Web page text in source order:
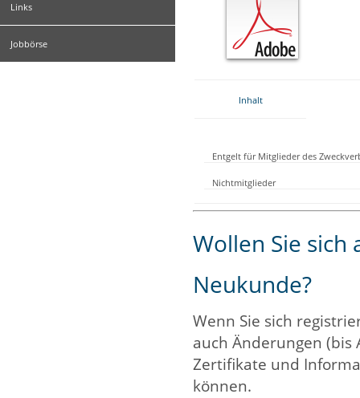
Links
Jobbörse
Inhalt
Entgelt für Mitglieder des
Nichtmitglieder
Wollen Sie sich
Neukunde?
Wenn Sie sich
auch Änderungen
Zertifikate und
können.